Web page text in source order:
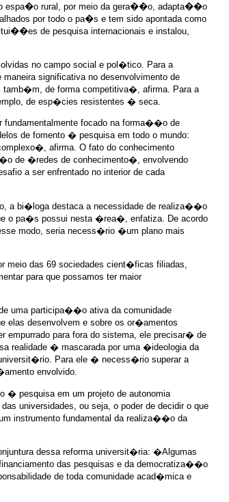
espa�o rural, por meio da gera��o, adapta��o
por todo o pa�s e tem sido apontada como
de pesquisa internacionais e instalou,
no campo social e pol�tico. Para a
significativa no desenvolvimento de
tamb�m, de forma competitiva�, afirma. Para a
de esp�cies resistentes � seca.
fundamentalmente focado na forma��o de
de fomento � pesquisa em todo o mundo:
afirma. O fato do conhecimento
de �redes de conhecimento�, envolvendo
a ser enfrentado no interior de cada
a bi�loga destaca a necessidade de realiza��o
o pa�s possui nesta �rea�, enfatiza. De acordo
modo, seria necess�rio �um plano mais
das 69 sociedades cient�ficas filiadas,
para que possamos ter maior
uma participa��o ativa da comunidade
elas desenvolvem e sobre os or�amentos
para fora do sistema, ele precisar� de
realidade � mascarada por uma �ideologia da
Para ele � necess�rio superar a
envolvido.
� pesquisa em um projeto de autonomia
universidades, ou seja, o poder de decidir o que
instrumento fundamental da realiza��o da
dessa reforma universit�ria: �Algumas
das pesquisas e da democratiza��o
de toda comunidade acad�mica e